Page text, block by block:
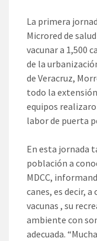
La primera
Microred de
vacunar a 1,500
de la
de Veracruz,
todo la
equipos
labor de puerta
En esta jornada
población a
MDCC,
canes, es decir,
vacunas , su
ambiente con
adecuada.